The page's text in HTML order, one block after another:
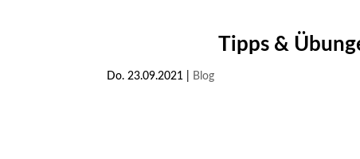
Tipps &
Do. 23.09.2021 Blog